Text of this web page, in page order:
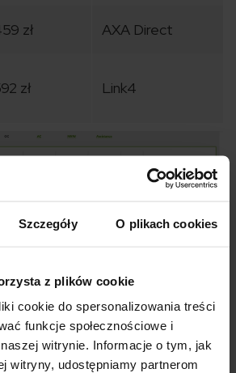
Szczegóły O plikach cookies
z plików cookie
cookie do spersonalizowania treści
funkcje społecznościowe i
witrynie. Informacje o tym, jak
witryny, udostępniamy partnerom
zł AXA Direct
zł Link4